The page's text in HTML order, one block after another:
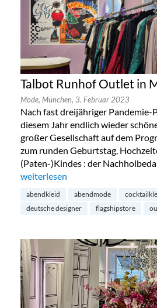
Talbot Runhof Outlet in
Mode, München, 3. Februar 2023
Nach fast dreijähriger Pandemie-
diesem Jahr endlich wieder
großer Gesellschaft auf dem
zum runden Geburtstag,
(Paten-)Kindes : der
„Talbot Runhof Outlet in München“
weiterlesen
abendkleid abendmode
deutsche designer
flagshipstore